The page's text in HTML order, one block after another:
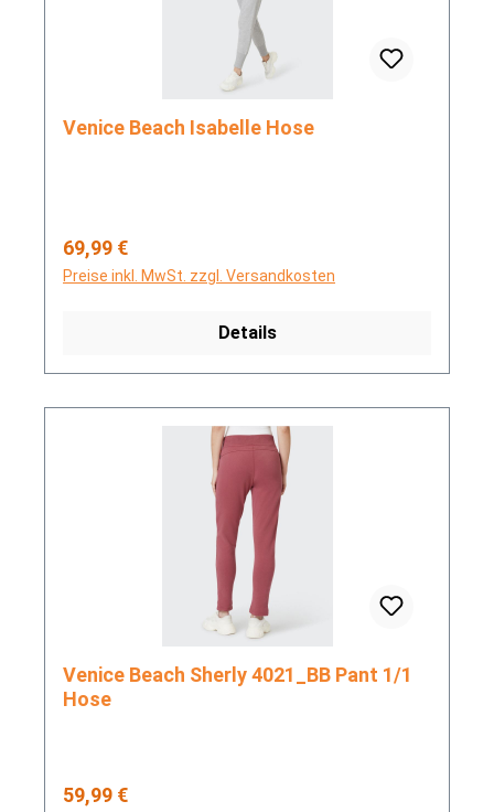
Venice Beach Isabelle Hose
Regulärer Preis:
69,99 €
Preise inkl. MwSt. zzgl. Versandkosten
Details
Venice Beach Sherly 4021_BB Pant 1/1
Hose
Regulärer Preis:
59,99 €